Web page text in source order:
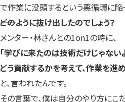
で作業に没頭するという悪循環に陥
――どのように抜け出したのでしょう？
メンター・林さんとの1on1の時に、
「学びに来たのは技術だけじゃない
どう貢献するかを考えて、作業を進め
と、言われたんです。
その言葉で、僕は自分のやり方にこ